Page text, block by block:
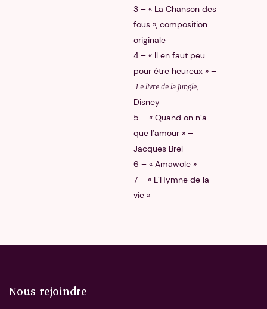
3 – « La Chanson des
fous », composition
originale
4 – « Il en faut peu
pour être heureux » –
Le livre de la Jungle,
Disney
5 – « Quand on n’a
que l’amour » –
Jacques Brel
6 – « Amawole »
7 – « L’Hymne de la
vie »
Nous rejoindre